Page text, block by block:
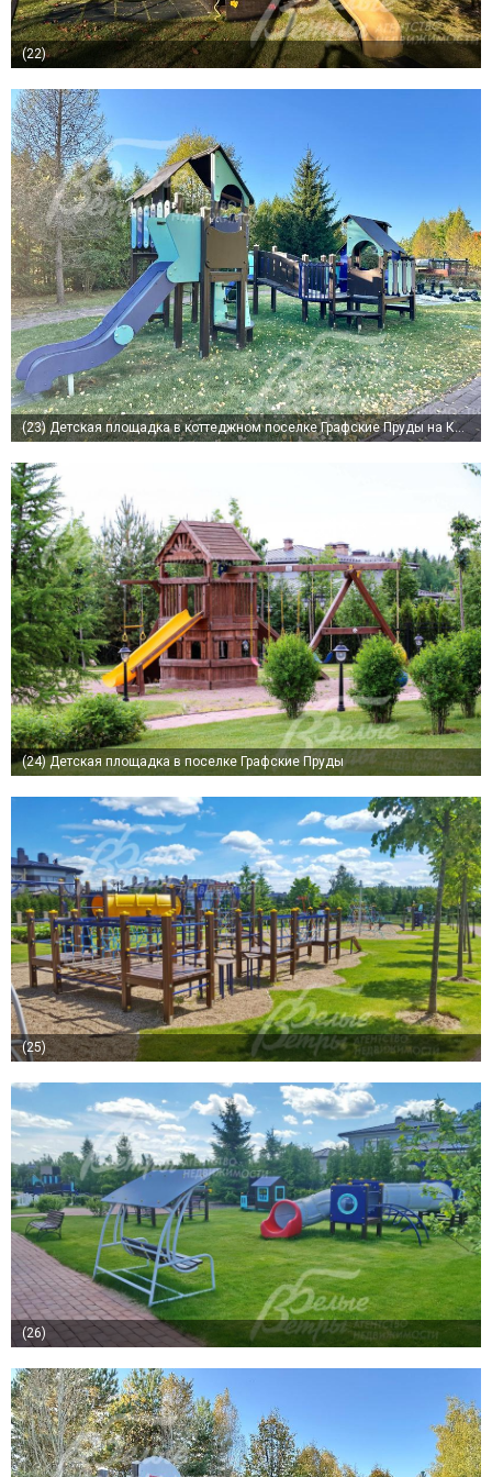
(22)
(23)Детская площадка в коттеджном поселке Графские Пруды на Киевском шоссе
(24)Детская площадка в поселке Графские Пруды
(25)
(26)